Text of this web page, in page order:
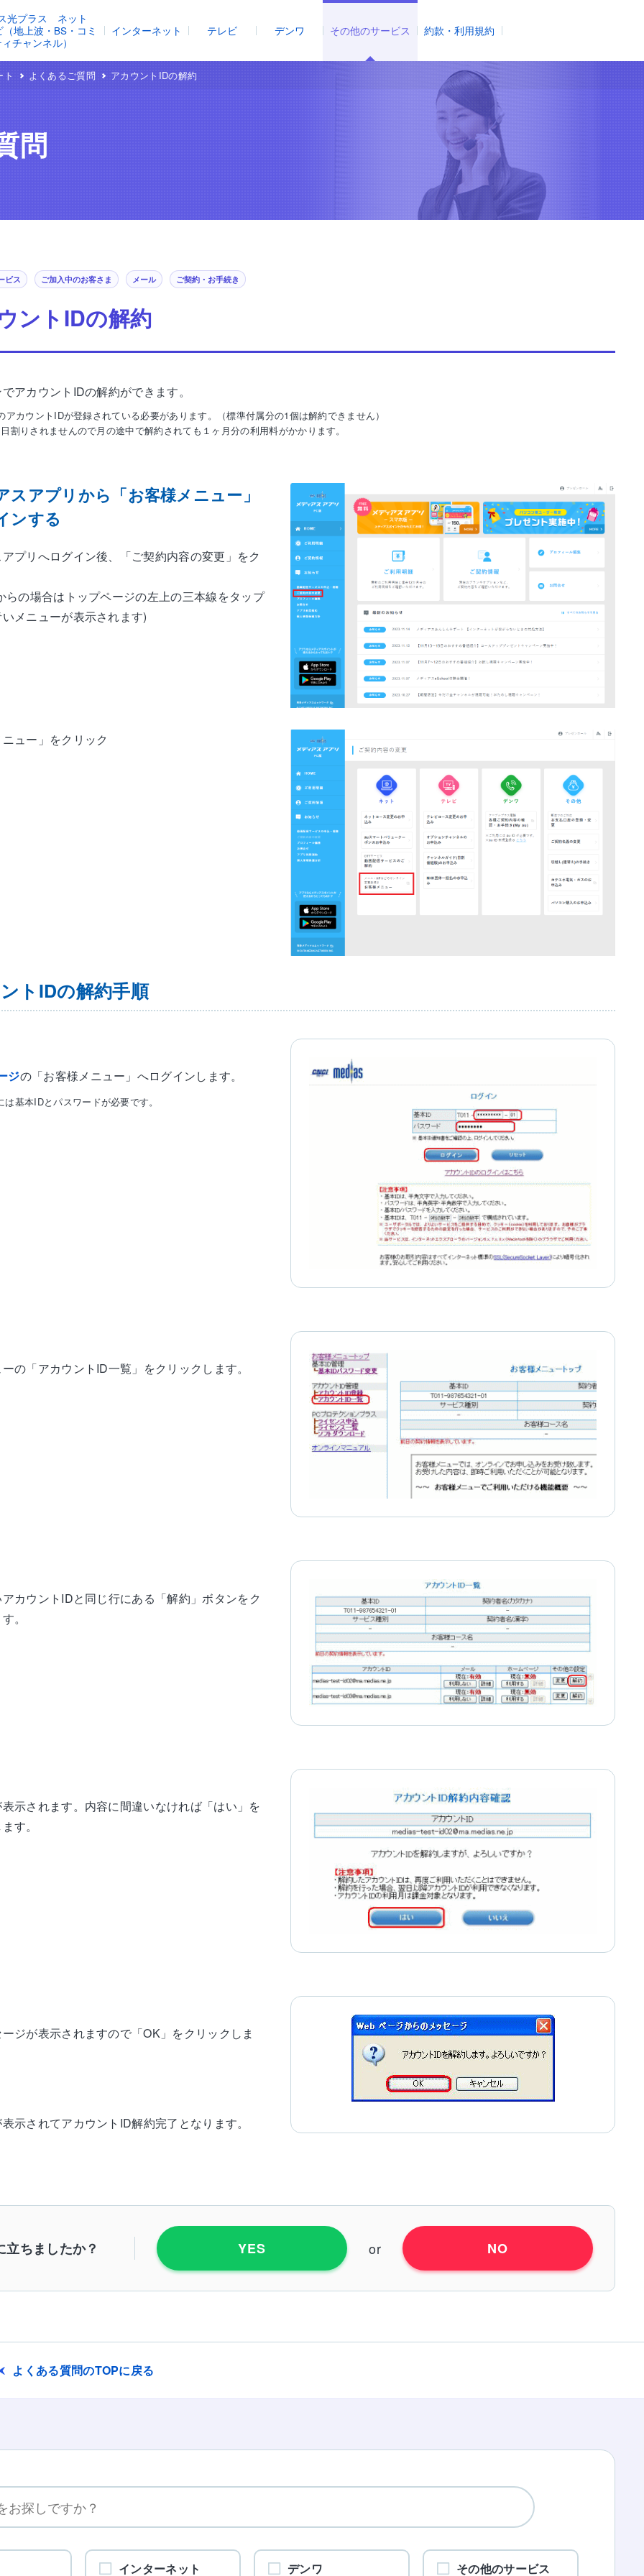
光プラス ネット
地上波・BS・コミ
チャンネル）
インターネット テレビ デンワ その他のサービス 約款・利用規約
よくあるご質問 アカウントIDの解約
問
ビス ご加入中のお客さま メール ご契約・お手続き
ントIDの解約
アカウントIDの解約ができます。
アカウントIDが登録されている必要があります。（標準付属分の1個は解約できません）
割りされませんので月の途中で解約されても１ヶ月分の利用料がかかります。
スアプリから「お客様メニュー」
ンする
プリへログイン後、「ご契約内容の変更」をク
らの場合はトップページの左上の三本線をタップ
メニューが表示されます)
ュー」をクリック
トIDの解約手順
ジの「お客様メニュー」へログインします。
基本IDとパスワードが必要です。
の「アカウントID一覧」をクリックします。
カウントIDと同じ行にある「解約」ボタンをク
。
示されます。内容に間違いなければ「はい」を
す。
ジが表示されますので「OK」をクリックしま
示されてアカウントID解約完了となります。
立ちましたか？ YES or NO
よくある質問のTOPに戻る
インターネット デンワ その他のサービス